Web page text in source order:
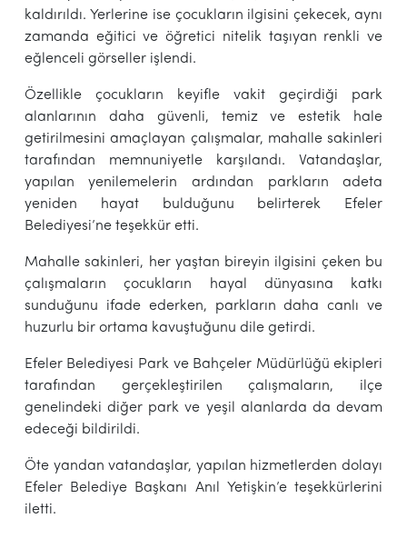
kaldırıldı. Yerlerine ise çocukların ilgisini çekecek, aynı
zamanda eğitici ve öğretici nitelik taşıyan renkli ve
eğlenceli görseller işlendi.
Özellikle çocukların keyifle vakit geçirdiği park
alanlarının daha güvenli, temiz ve estetik hale
getirilmesini amaçlayan çalışmalar, mahalle sakinleri
tarafından memnuniyetle karşılandı. Vatandaşlar,
yapılan yenilemelerin ardından parkların adeta
yeniden hayat bulduğunu belirterek Efeler
Belediyesi’ne teşekkür etti.
Mahalle sakinleri, her yaştan bireyin ilgisini çeken bu
çalışmaların çocukların hayal dünyasına katkı
sunduğunu ifade ederken, parkların daha canlı ve
huzurlu bir ortama kavuştuğunu dile getirdi.
Efeler Belediyesi Park ve Bahçeler Müdürlüğü ekipleri
tarafından gerçekleştirilen çalışmaların, ilçe
genelindeki diğer park ve yeşil alanlarda da devam
edeceği bildirildi.
Öte yandan vatandaşlar, yapılan hizmetlerden dolayı
Efeler Belediye Başkanı Anıl Yetişkin’e teşekkürlerini
iletti.